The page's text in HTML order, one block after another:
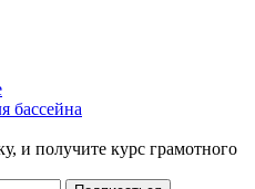
бассейна
и получите курс грамотного